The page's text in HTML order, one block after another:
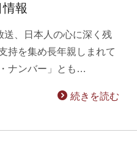
報
、日本人の心に深く残
持を集め長年親しまれて
ナンバー」とも…
続きを読む